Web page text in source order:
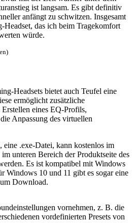
ist langsam. Es gibt definitiv
anfängt zu schwitzen. Insgesamt
Headset, das ich beim Tragekomfort
würde.
Headsets bietet auch Teufel eine
ermöglicht zusätzliche
eines EQ-Profils,
Anpassung des virtuellen
eine .exe-Datei, kann kostenlos im
unteren Bereich der Produktseite des
Es ist kompatibel mit Windows
Windows 10 und 11 gibt es sogar eine
Download.
vornehmen, z. B. die
vordefinierten Presets von